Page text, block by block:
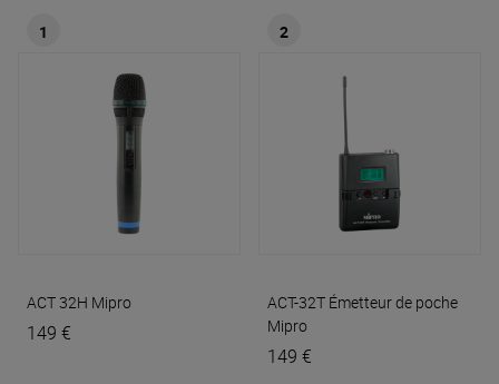
1
ACT 32H Mipro
149 €
2
ACT-32T Émetteur de poche
Mipro
149 €